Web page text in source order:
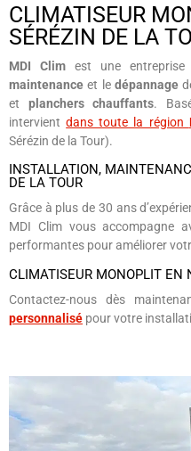
CLIMATISEUR
SÉRÉZIN DE LA
MDI Climest une entreprise
maintenance et le dépannage
et planchers chauffants.
intervientdans toute la région
Sérézin de la Tour).
INSTALLATION,
DE LA TOUR
Grâce à plus de 30 ans
MDI Clim vous accompagne
performantes pour améliorer
CLIMATISEUR MONOPLIT EN
Contactez-nous dès
personnalisé pour votre